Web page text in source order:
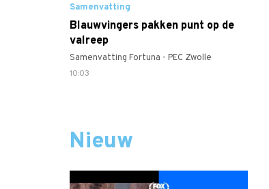
Samenvatting
Blauwvingers pakken punt op de
valreep
Samenvatting Fortuna - PEC Zwolle
10:03
Nieuw